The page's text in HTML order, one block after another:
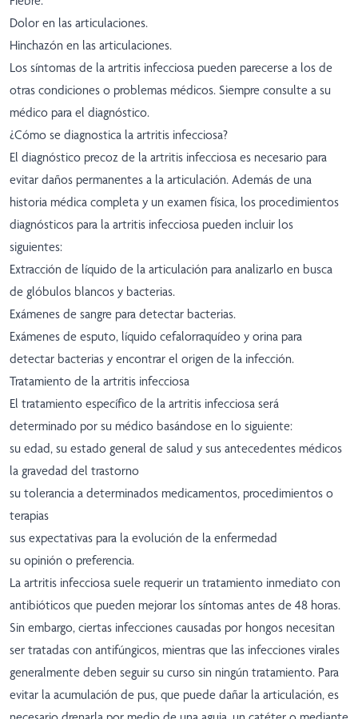
Dolor en las articulaciones.
Hinchazón en las articulaciones.
Los síntomas de la artritis infecciosa pueden parecerse a los de
otras condiciones o problemas médicos. Siempre consulte a su
médico para el diagnóstico.
¿Cómo se diagnostica la artritis infecciosa?
El diagnóstico precoz de la artritis infecciosa es necesario para
evitar daños permanentes a la articulación. Además de una
historia médica completa y un examen física, los procedimientos
diagnósticos para la artritis infecciosa pueden incluir los
siguientes:
Extracción de líquido de la articulación para analizarlo en busca
de glóbulos blancos y bacterias.
Exámenes de sangre para detectar bacterias.
Exámenes de esputo, líquido cefalorraquídeo y orina para
detectar bacterias y encontrar el origen de la infección.
Tratamiento de la artritis infecciosa
El tratamiento específico de la artritis infecciosa será
determinado por su médico basándose en lo siguiente:
su edad, su estado general de salud y sus antecedentes médicos
la gravedad del trastorno
su tolerancia a determinados medicamentos, procedimientos o
terapias
sus expectativas para la evolución de la enfermedad
su opinión o preferencia.
La artritis infecciosa suele requerir un tratamiento inmediato con
antibióticos que pueden mejorar los síntomas antes de 48 horas.
Sin embargo, ciertas infecciones causadas por hongos necesitan
ser tratadas con antifúngicos, mientras que las infecciones virales
generalmente deben seguir su curso sin ningún tratamiento. Para
evitar la acumulación de pus, que puede dañar la articulación, es